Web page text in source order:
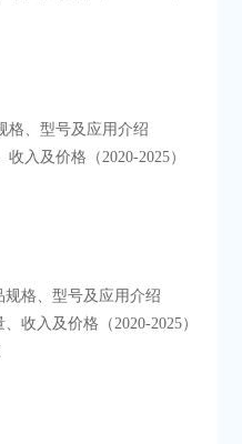
品规格、型号及应用介绍
量、收入及价格（2020-2025）
产品规格、型号及应用介绍
量、收入及价格（2020-2025）